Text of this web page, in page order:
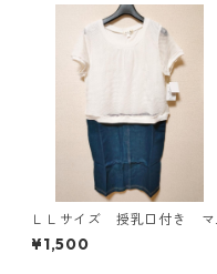
ＬＬサイズ 授乳口付き マ
タニティ ドッキングワンピ
ース ホワイト×ブルー KAE
¥1,500